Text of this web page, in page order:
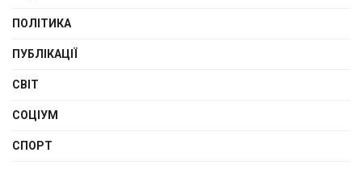
ПОЛІТИКА
ПУБЛІКАЦІЇ
СВІТ
СОЦІУМ
СПОРТ